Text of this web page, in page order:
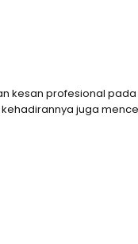
kesan profesional
juga